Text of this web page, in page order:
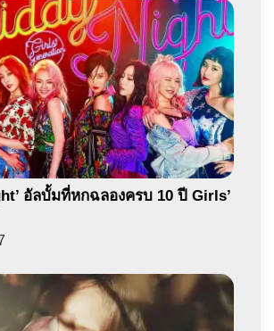
อัลบั้มที่หกฉลองครบ 10 ปี Girls’